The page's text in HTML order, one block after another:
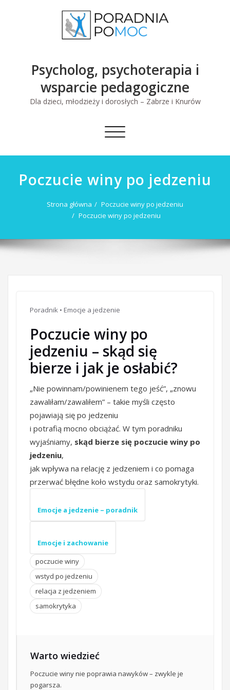
Psycholog, psychoterapia i
wsparcie pedagogiczne
Dla dzieci, młodzieży i dorosłych – Zabrze i Knurów
Toggle
Poczucie winy po jedzeniu
Strona główna
Poczucie winy po jedzeniu
Poczucie winy po jedzeniu
Poradnik • Emocje a jedzenie
Poczucie winy po
jedzeniu – skąd się
bierze i jak je osłabić?
„Nie powinnam/powinienem tego jeść”, „znowu
zawaliłam/zawaliłem” – takie myśli często
pojawiają się po jedzeniu
i potrafią mocno obciążać. W tym poradniku
wyjaśniamy, skąd bierze się poczucie winy po
jedzeniu,
jak wpływa na relację z jedzeniem i co pomaga
przerwać błędne koło wstydu oraz samokrytyki.
Emocje a jedzenie – poradnik
Emocje i zachowanie
poczucie winy
wstyd po jedzeniu
relacja z jedzeniem
samokrytyka
Warto wiedzieć
Poczucie winy nie poprawia nawyków – zwykle je
pogarsza.